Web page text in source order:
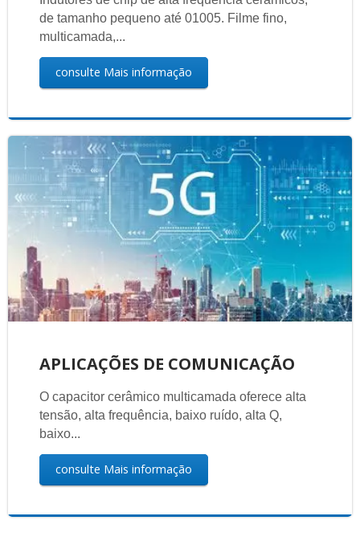
de tamanho pequeno até 01005. Filme fino,
multicamada,...
consulte Mais informação
APLICAÇÕES DE COMUNICAÇÃO
O capacitor cerâmico multicamada oferece alta
tensão, alta frequência, baixo ruído, alta Q,
baixo...
consulte Mais informação